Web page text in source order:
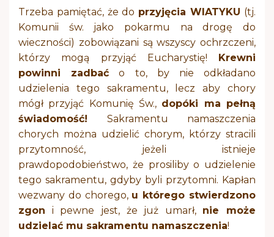
Trzeba pamiętać, że do przyjęcia WIATYKU (tj.
Komunii św. jako pokarmu na drogę do
wieczności) zobowiązani są wszyscy ochrzczeni,
którzy mogą przyjąć Eucharystię! Krewni
powinni zadbać o to, by nie odkładano
udzielenia tego sakramentu, lecz aby chory
mógł przyjąć Komunię Św., dopóki ma pełną
świadomość! Sakramentu namaszczenia
chorych można udzielić chorym, którzy stracili
przytomność, jeżeli istnieje
prawdopodobieństwo, że prosiliby o udzielenie
tego sakramentu, gdyby byli przytomni. Kapłan
wezwany do chorego, u którego stwierdzono
zgon i pewne jest, że już umarł, nie może
udzielać mu sakramentu namaszczenia!